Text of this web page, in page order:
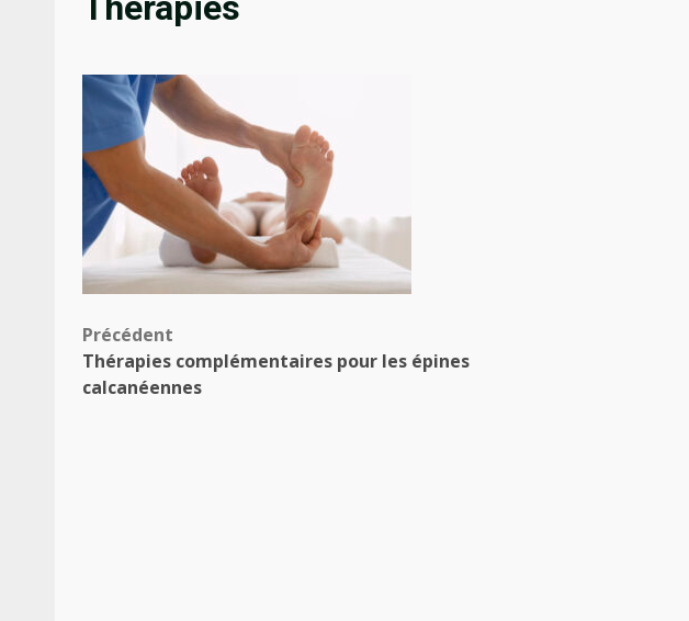
Navigation
d’article
Précédent
Thérapies complémentaires pour les épines
calcanéennes